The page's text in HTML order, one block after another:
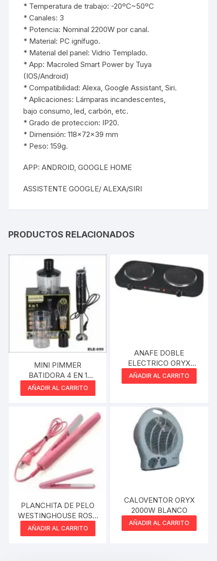
* Temperatura de trabajo: -20ºC~50ºC
* Canales: 3
* Potencia: Nominal 2200W por canal.
* Material: PC ignífugo.
* Material del panel: Vidrio Templado.
* App: Macroled Smart Power by Tuya
(IOS/Android)
* Compatibilidad: Alexa, Google Assistant, Siri.
* Aplicaciones: Lámparas incandescentes,
bajo consumo, led, carbón, etc.
* Grado de proteccion: IP20.
* Dimensión: 118x72x39 mm
* Peso: 159g.
APP: ANDROID, GOOGLE HOME
ASSISTENTE GOOGLE/ ALEXA/SIRI
PRODUCTOS RELACIONADOS
MINI PIMMER
BATIDORA 4 EN 1
LUMABELLA 400W 2
VELOCIDADES B-2022
AÑADIR AL CARRITO
ANAFE DOBLE
ELECTRICO ORYX
NEGRO 200W
AÑADIR AL CARRITO
PLANCHITA DE PELO
WESTINGHOUSE ROSA
FLEQUILLERA
AÑADIR AL CARRITO
CALOVENTOR ORYX
2000W BLANCO
AÑADIR AL CARRITO